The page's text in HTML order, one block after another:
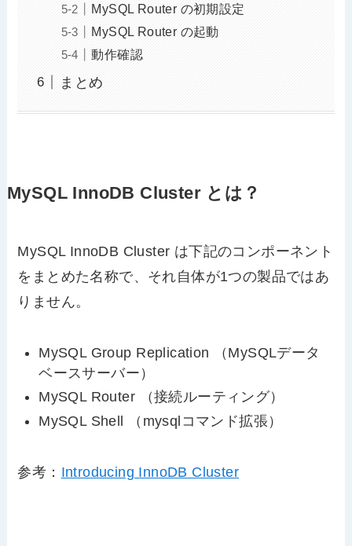
MySQL Router の初期設定
MySQL Router の起動
動作確認
まとめ
MySQL InnoDB Cluster とは？
MySQL InnoDB Cluster は下記のコンポーネント
をまとめた名称で、それ自体が1つの製品ではあ
りません。
MySQL Group Replication （MySQLデータ
ベースサーバー）
MySQL Router （接続ルーティング）
MySQL Shell （mysqlコマンド拡張）
参考： Introducing InnoDB Cluster